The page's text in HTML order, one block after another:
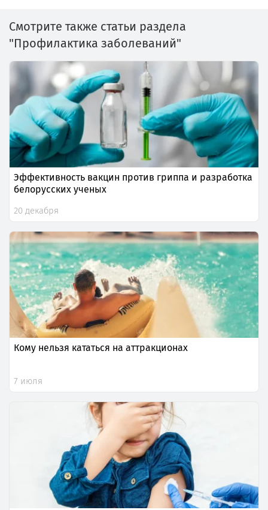
Смотрите также статьи раздела
"Профилактика заболеваний"
Эффективность вакцин против гриппа и разработка
белорусских ученых
20 декабря
Кому нельзя кататься на аттракционах
7 июля